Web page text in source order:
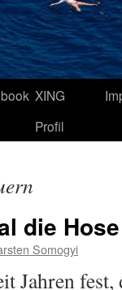
XING
Profil
die
Somogyi
Jahren fest,